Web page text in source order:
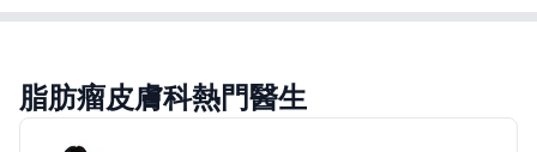
脂肪瘤皮膚科熱門醫生